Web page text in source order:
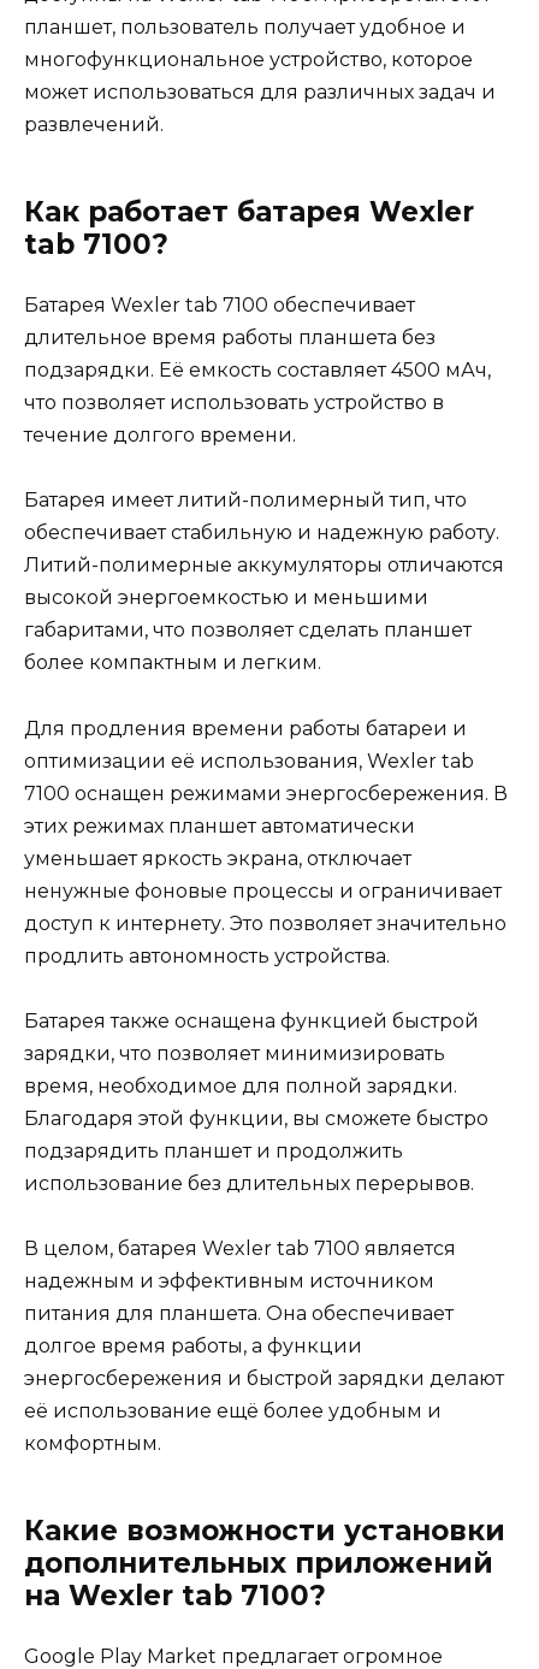
планшет, пользователь получает удобное и
многофункциональное устройство, которое
может использоваться для различных задач и
развлечений.
Как работает батарея Wexler
tab 7100?
Батарея Wexler tab 7100 обеспечивает
длительное время работы планшета без
подзарядки. Её емкость составляет 4500 мАч,
что позволяет использовать устройство в
течение долгого времени.
Батарея имеет литий-полимерный тип, что
обеспечивает стабильную и надежную работу.
Литий-полимерные аккумуляторы отличаются
высокой энергоемкостью и меньшими
габаритами, что позволяет сделать планшет
более компактным и легким.
Для продления времени работы батареи и
оптимизации её использования, Wexler tab
7100 оснащен режимами энергосбережения. В
этих режимах планшет автоматически
уменьшает яркость экрана, отключает
ненужные фоновые процессы и ограничивает
доступ к интернету. Это позволяет значительно
продлить автономность устройства.
Батарея также оснащена функцией быстрой
зарядки, что позволяет минимизировать
время, необходимое для полной зарядки.
Благодаря этой функции, вы сможете быстро
подзарядить планшет и продолжить
использование без длительных перерывов.
В целом, батарея Wexler tab 7100 является
надежным и эффективным источником
питания для планшета. Она обеспечивает
долгое время работы, а функции
энергосбережения и быстрой зарядки делают
её использование ещё более удобным и
комфортным.
Какие возможности установки
дополнительных приложений
на Wexler tab 7100?
Google Play Market предлагает огромное